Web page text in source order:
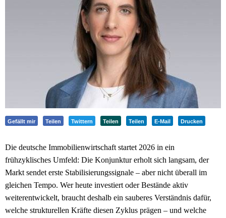
Gefällt mir Teilen Twittern Teilen Teilen E-Mail Drucken
Die deutsche Immobilienwirtschaft startet 2026 in ein
frühzyklisches Umfeld: Die Konjunktur erholt sich langsam, der
Markt sendet erste Stabilisierungssignale – aber nicht überall im
gleichen Tempo. Wer heute investiert oder Bestände aktiv
weiterentwickelt, braucht deshalb ein sauberes Verständnis dafür,
welche strukturellen Kräfte diesen Zyklus prägen – und welche